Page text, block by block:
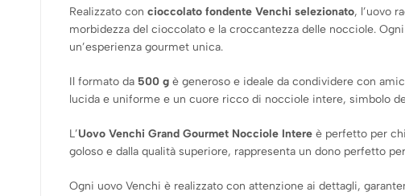
Realizzato con cioccolato fondente Venchi selezionato, l’uovo
morbidezza del cioccolato e la croccantezza delle nocciole.
un’esperienza gourmet unica.
Il formato da 500 g è generoso e ideale da condividere con
lucida e uniforme e un cuore ricco di nocciole intere, simbolo
L’Uovo Venchi Grand Gourmet Nocciole Intere è perfetto per
goloso e dalla qualità superiore, rappresenta un dono perfetto
Ogni uovo Venchi è realizzato con attenzione ai dettagli,